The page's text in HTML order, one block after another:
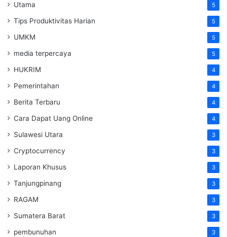
Utama 5
Tips Produktivitas Harian 5
UMKM 5
media terpercaya 5
HUKRIM 4
Pemerintahan 4
Berita Terbaru 4
Cara Dapat Uang Online 4
Sulawesi Utara 3
Cryptocurrency 3
Laporan Khusus 3
Tanjungpinang 3
RAGAM 3
Sumatera Barat 3
pembunuhan 3